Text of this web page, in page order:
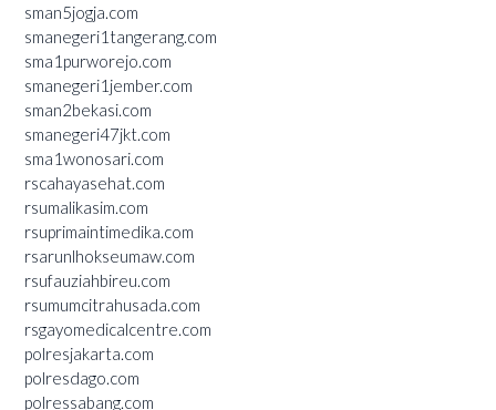
sman5jogja.com
smanegeri1tangerang.com
sma1purworejo.com
smanegeri1jember.com
sman2bekasi.com
smanegeri47jkt.com
sma1wonosari.com
rscahayasehat.com
rsumalikasim.com
rsuprimaintimedika.com
rsarunlhokseumaw.com
rsufauziahbireu.com
rsumumcitrahusada.com
rsgayomedicalcentre.com
polresjakarta.com
polresdago.com
polressabang.com